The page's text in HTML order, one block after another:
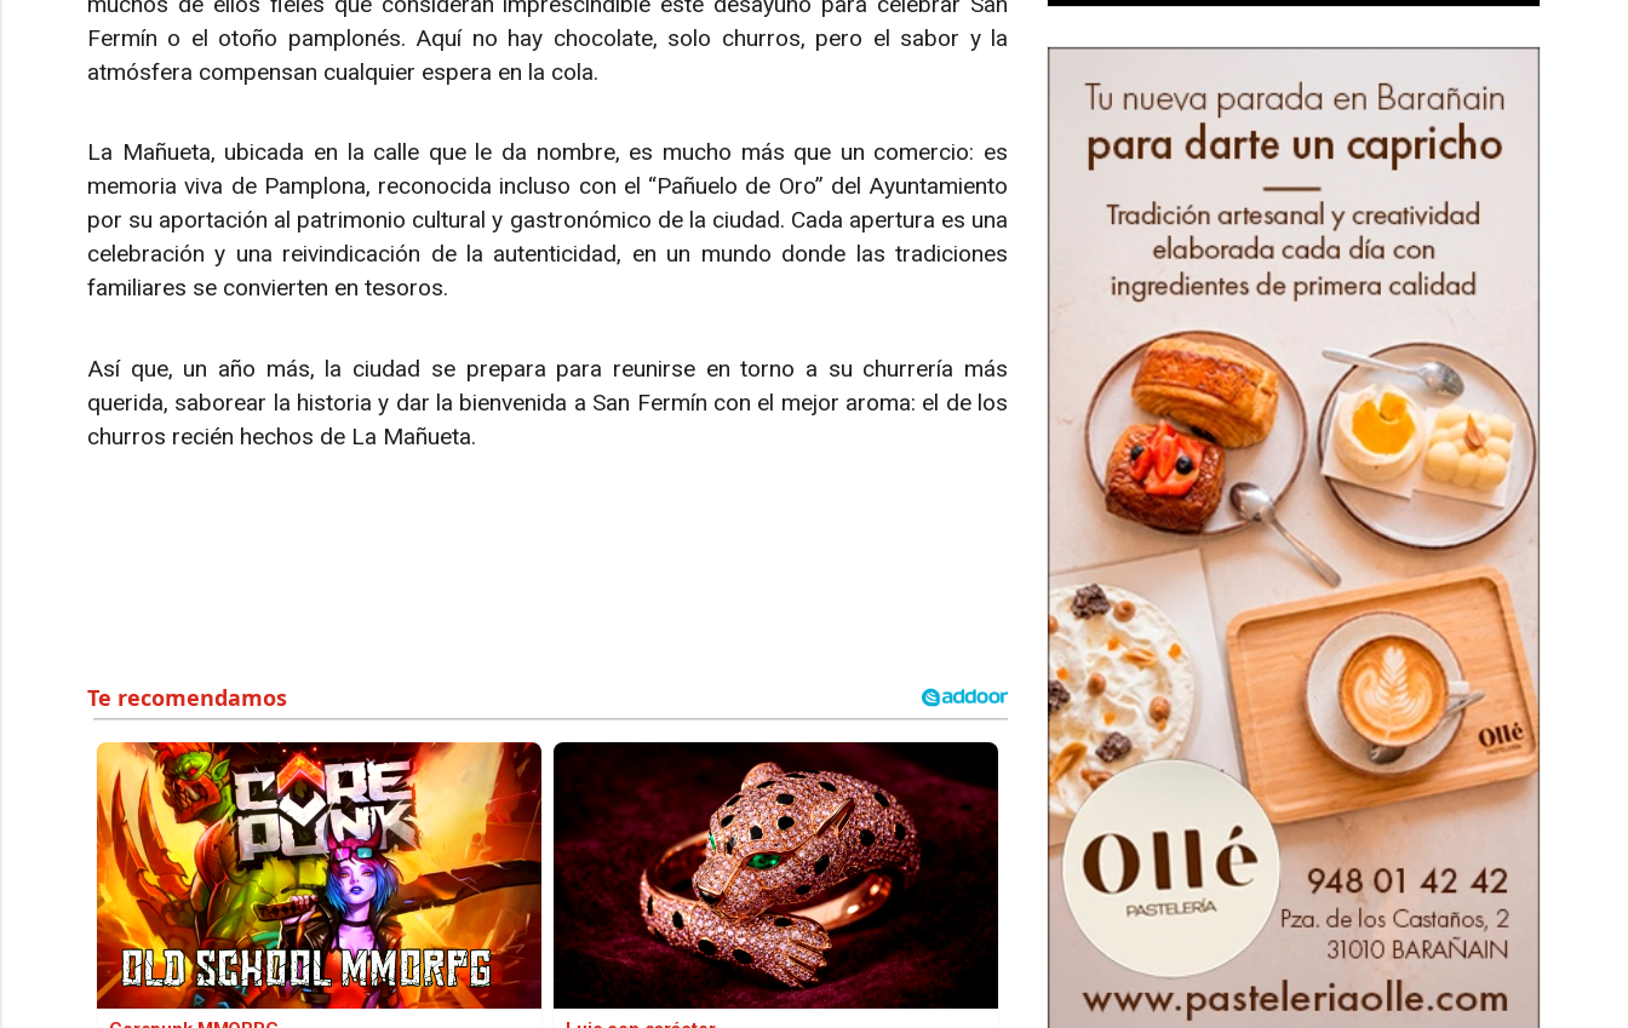
Fermín o el otoño pamplonés. Aquí no hay chocolate, solo churros, pero el sabor y la
atmósfera compensan cualquier espera en la cola.
La Mañueta, ubicada en la calle que le da nombre, es mucho más que un comercio: es
memoria viva de Pamplona, reconocida incluso con el “Pañuelo de Oro” del Ayuntamiento
por su aportación al patrimonio cultural y gastronómico de la ciudad. Cada apertura es una
celebración y una reivindicación de la autenticidad, en un mundo donde las tradiciones
familiares se convierten en tesoros.
Así que, un año más, la ciudad se prepara para reunirse en torno a su churrería más
querida, saborear la historia y dar la bienvenida a San Fermín con el mejor aroma: el de los
churros recién hechos de La Mañueta.